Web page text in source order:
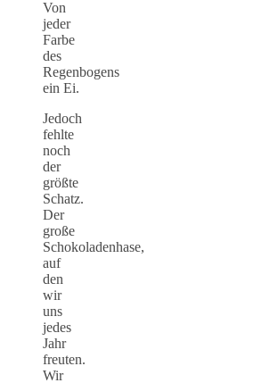
Von
jeder
Farbe
des
Regenbogens
ein Ei.
Jedoch
fehlte
noch
der
größte
Schatz.
Der
große
Schokoladenhase,
auf
den
wir
uns
jedes
Jahr
freuten.
Wir